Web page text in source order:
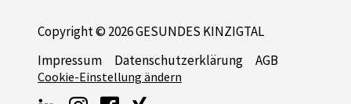
Copyright © 2026 GESUNDES KINZIGTAL
Impressum
Datenschutzerklärung AGB
Cookie-Einstellung ändern